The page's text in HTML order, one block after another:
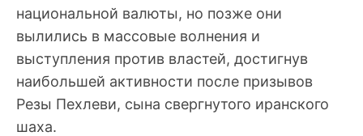
национальной валюты, но позже они
вылились в массовые волнения и
выступления против властей, достигнув
наибольшей активности после призывов
Резы Пехлеви, сына свергнутого иранского
шаха.